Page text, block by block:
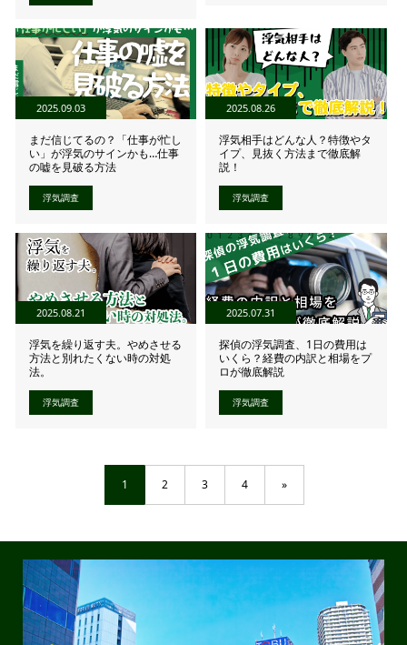
2025.09.03
まだ信じてるの？「仕事が忙し
い」が浮気のサインかも…仕事
の嘘を見破る方法
浮気調査
2025.08.26
浮気相手はどんな人？特徴やタ
イプ、見抜く方法まで徹底解
説！
浮気調査
2025.08.21
浮気を繰り返す夫。やめさせる
方法と別れたくない時の対処
法。
浮気調査
2025.07.31
探偵の浮気調査、1日の費用は
いくら？経費の内訳と相場をプ
ロが徹底解説
浮気調査
1 2 3 4 »